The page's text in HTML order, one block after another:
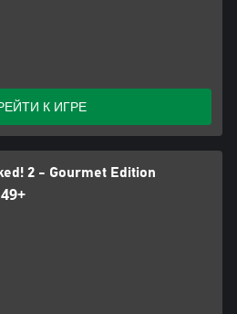
К ИГРЕ
2 - Gourmet Edition